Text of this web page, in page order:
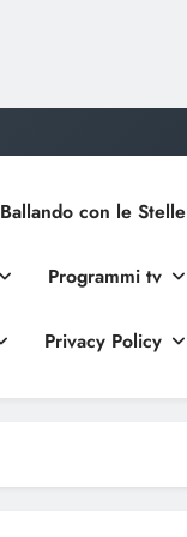
Ballando con le Stelle
Programmi tv
Privacy Policy